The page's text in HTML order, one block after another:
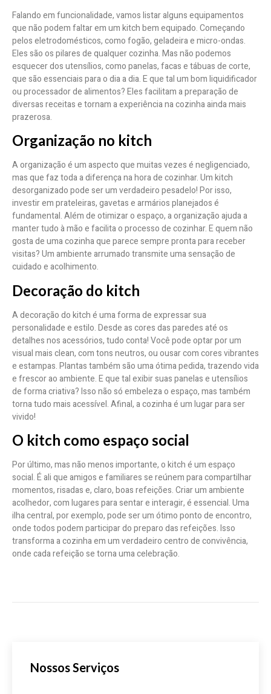
Falando em funcionalidade, vamos listar alguns equipamentos
que não podem faltar em um kitch bem equipado. Começando
pelos eletrodomésticos, como fogão, geladeira e micro-ondas.
Eles são os pilares de qualquer cozinha. Mas não podemos
esquecer dos utensílios, como panelas, facas e tábuas de corte,
que são essenciais para o dia a dia. E que tal um bom liquidificador
ou processador de alimentos? Eles facilitam a preparação de
diversas receitas e tornam a experiência na cozinha ainda mais
prazerosa.
Organização no kitch
A organização é um aspecto que muitas vezes é negligenciado,
mas que faz toda a diferença na hora de cozinhar. Um kitch
desorganizado pode ser um verdadeiro pesadelo! Por isso,
investir em prateleiras, gavetas e armários planejados é
fundamental. Além de otimizar o espaço, a organização ajuda a
manter tudo à mão e facilita o processo de cozinhar. E quem não
gosta de uma cozinha que parece sempre pronta para receber
visitas? Um ambiente arrumado transmite uma sensação de
cuidado e acolhimento.
Decoração do kitch
A decoração do kitch é uma forma de expressar sua
personalidade e estilo. Desde as cores das paredes até os
detalhes nos acessórios, tudo conta! Você pode optar por um
visual mais clean, com tons neutros, ou ousar com cores vibrantes
e estampas. Plantas também são uma ótima pedida, trazendo vida
e frescor ao ambiente. E que tal exibir suas panelas e utensílios
de forma criativa? Isso não só embeleza o espaço, mas também
torna tudo mais acessível. Afinal, a cozinha é um lugar para ser
vivido!
O kitch como espaço social
Por último, mas não menos importante, o kitch é um espaço
social. É ali que amigos e familiares se reúnem para compartilhar
momentos, risadas e, claro, boas refeições. Criar um ambiente
acolhedor, com lugares para sentar e interagir, é essencial. Uma
ilha central, por exemplo, pode ser um ótimo ponto de encontro,
onde todos podem participar do preparo das refeições. Isso
transforma a cozinha em um verdadeiro centro de convivência,
onde cada refeição se torna uma celebração.
Nossos Serviços